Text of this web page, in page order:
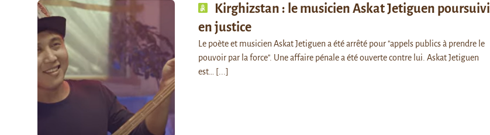
Kirghizstan : le musicien Askat Jetiguen poursuivi
en justice
Le poète et musicien Askat Jetiguen a été arrêté pour "appels publics à prendre le
pouvoir par la force". Une affaire pénale a été ouverte contre lui. Askat Jetiguen
est…
[...]